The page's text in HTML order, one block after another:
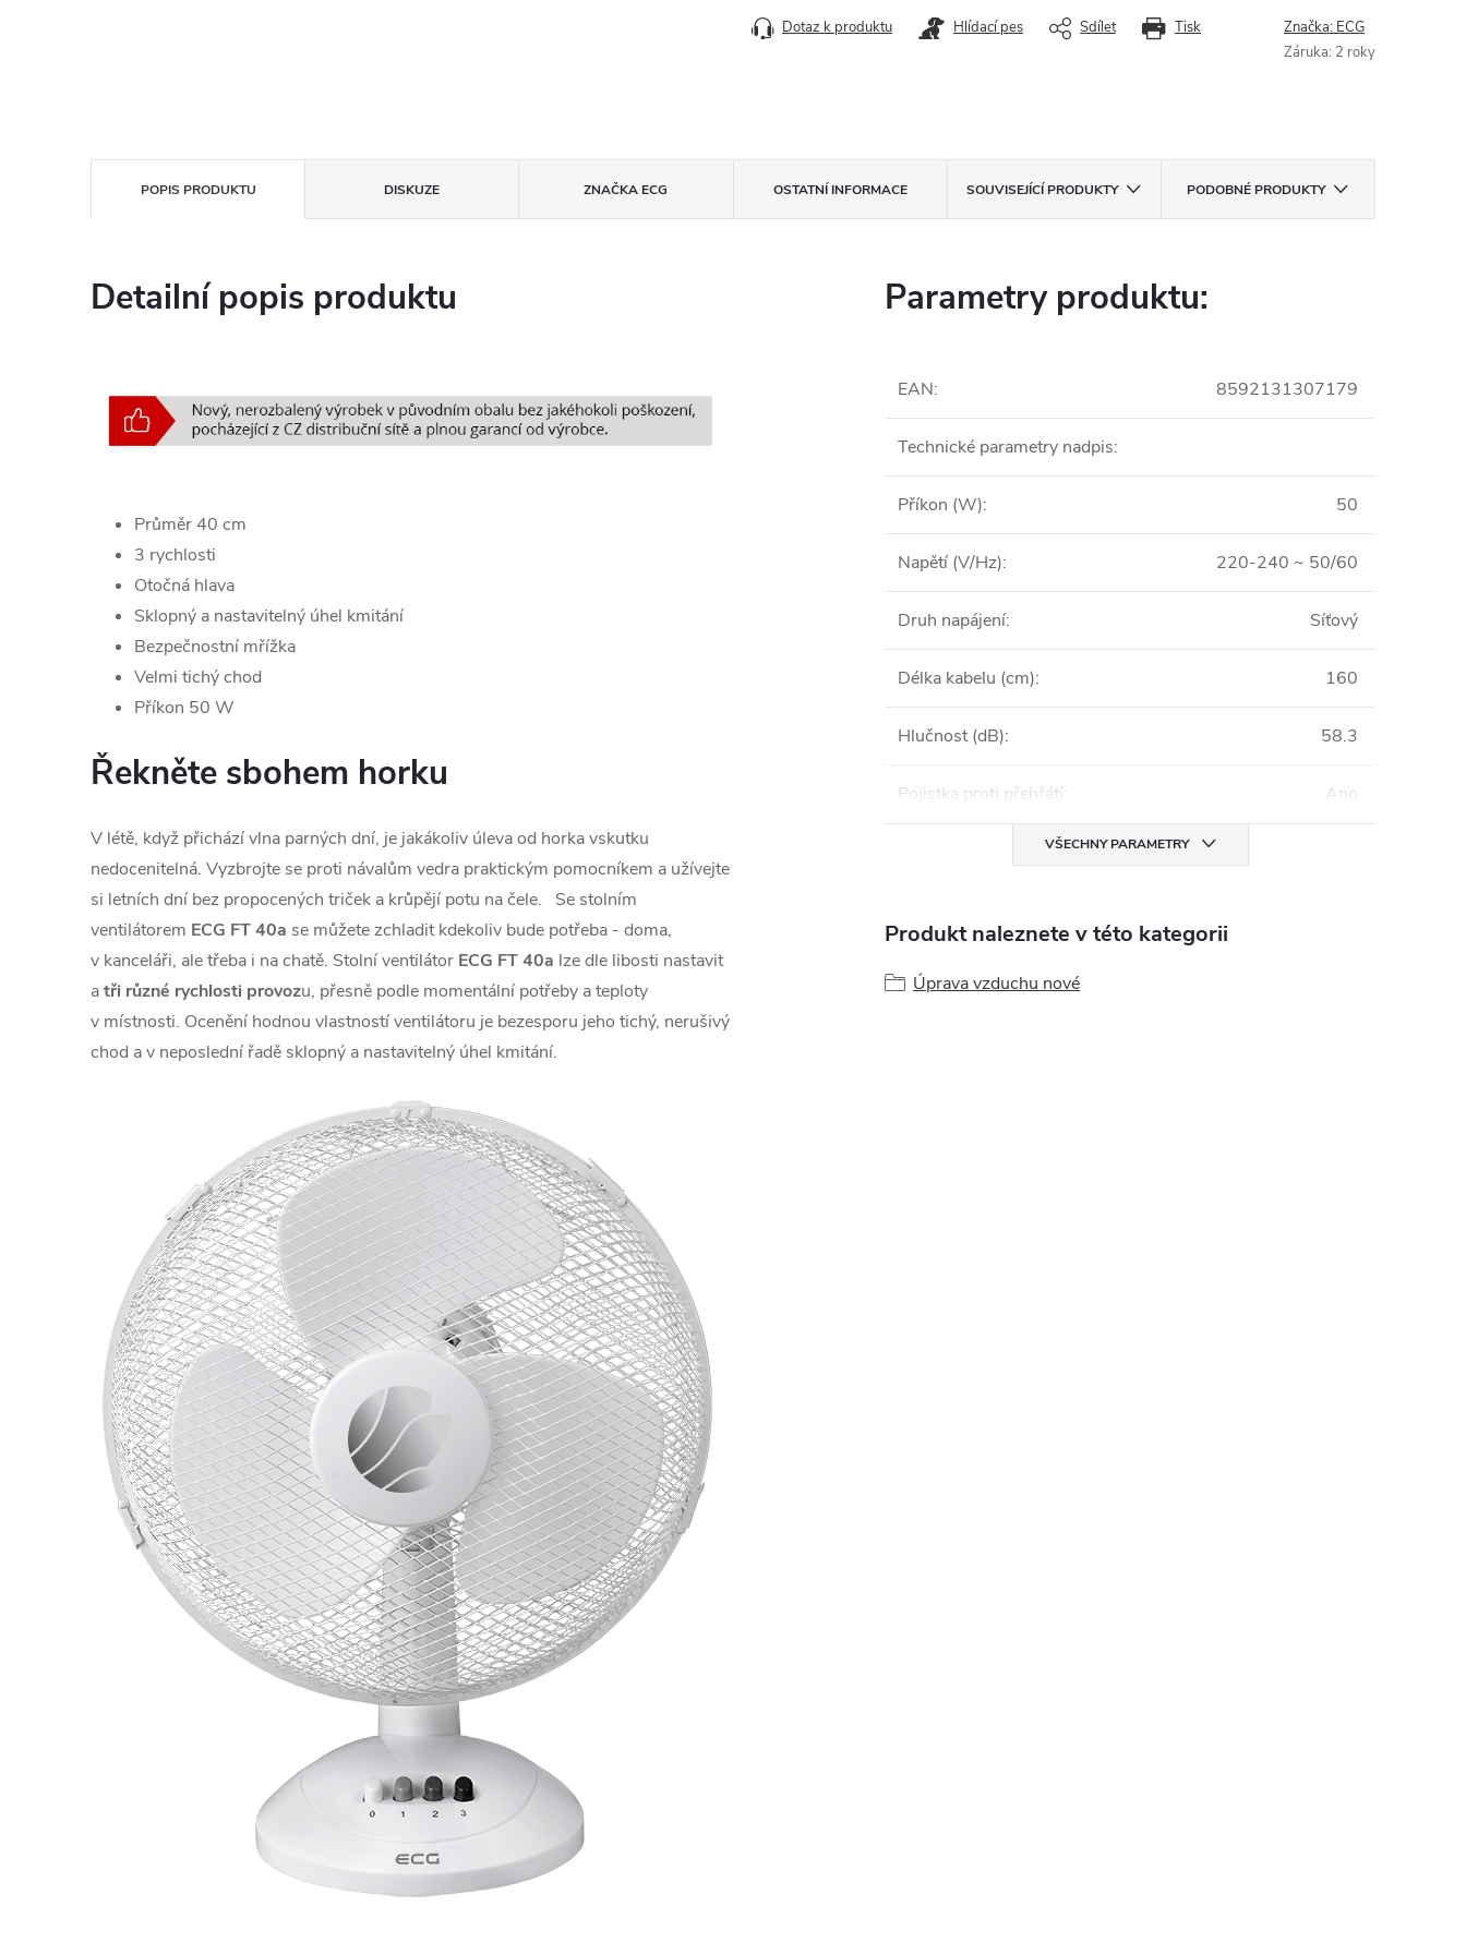
Tisk
Dotaz k produktu Hlídací pes Sdílet Značka: ECG
Záruka: 2 roky
POPIS PRODUKTU DISKUZE ZNAČKA ECG OSTATNÍ INFORMACE SOUVISEJÍCÍ PRODUKTY PODOBNÉ PRODUKTY
Detailní popis produktu
Průměr 40 cm
3 rychlosti
Otočná hlava
Sklopný a nastavitelný úhel kmitání
Bezpečnostní mřížka
Velmi tichý chod
Příkon 50 W
Řekněte sbohem horku
V létě, když přichází vlna parných dní, je jakákoliv úleva od horka vskutku
nedocenitelná. Vyzbrojte se proti návalům vedra praktickým pomocníkem a užívejte
si letních dní bez propocených triček a krůpějí potu na čele. Se stolním
ventilátorem ECG FT 40a se můžete zchladit kdekoliv bude potřeba - doma,
v kanceláři, ale třeba i na chatě. Stolní ventilátor ECG FT 40a lze dle libosti nastavit
atři různé rychlosti provozu, přesně podle momentální potřeby a teploty
v místnosti. Ocenění hodnou vlastností ventilátoru je bezesporu jeho tichý, nerušivý
chod a v neposlední řadě sklopný a nastavitelný úhel kmitání.
Parametry produktu:
EAN: 8592131307179
Technické parametry nadpis:
Příkon (W): 50
Napětí (V/Hz): 220-240 ~ 50/60
Druh napájení: Síťový
Délka kabelu (cm): 160
Hlučnost (dB): 58.3
Pojistka proti přehřátí: Ano
VŠECHNY PARAMETRY
Produkt naleznete v této kategorii
Úprava vzduchu nové